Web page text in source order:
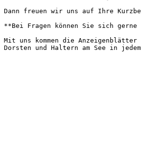
Dann freuen wir uns auf Ihre
**Bei Fragen können Sie sich
Mit uns kommen die